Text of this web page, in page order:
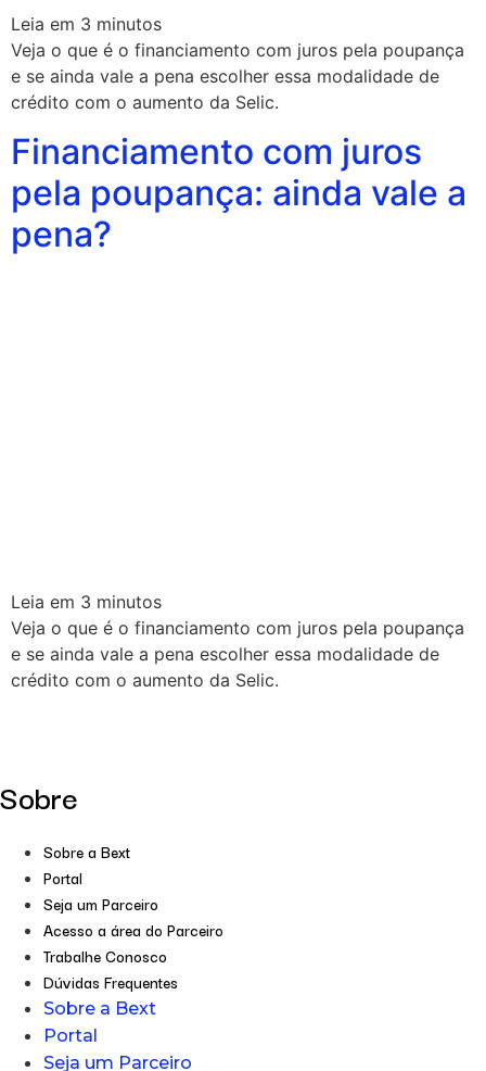
Leia em 3 minutos
Veja o que é o financiamento com juros pela poupança
e se ainda vale a pena escolher essa modalidade de
crédito com o aumento da Selic.
Financiamento com juros
pela poupança: ainda vale a
pena?
Leia em 3 minutos
Veja o que é o financiamento com juros pela poupança
e se ainda vale a pena escolher essa modalidade de
crédito com o aumento da Selic.
Sobre
Sobre a Bext
Portal
Seja um Parceiro
Acesso a área do Parceiro
Trabalhe Conosco
Dúvidas Frequentes
Sobre a Bext
Portal
Seja um Parceiro